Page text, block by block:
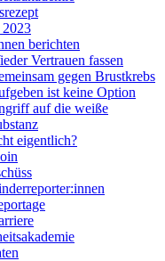
berichten
Vertrauen fassen
gegen Brustkrebs
ist keine Option
auf die weiße
eigentlich?